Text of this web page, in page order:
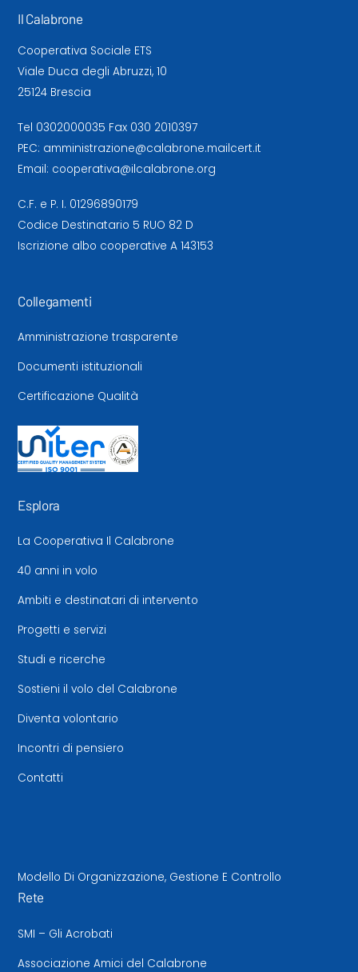
Il Calabrone
Cooperativa Sociale ETS
Viale Duca degli Abruzzi, 10
25124 Brescia
Tel 0302000035 Fax 030 2010397
PEC: amministrazione@calabrone.mailcert.it
Email: cooperativa@ilcalabrone.org
C.F. e P. I. 01296890179
Codice Destinatario 5 RUO 82 D
Iscrizione albo cooperative A 143153
Collegamenti
Amministrazione trasparente
Documenti istituzionali
Certificazione Qualità
Esplora
La Cooperativa Il Calabrone
40 anni in volo
Ambiti e destinatari di intervento
Progetti e servizi
Studi e ricerche
Sostieni il volo del Calabrone
Diventa volontario
Incontri di pensiero
Contatti
Modello Di Organizzazione, Gestione E Controllo
Rete
SMI – Gli Acrobati
Associazione Amici del Calabrone